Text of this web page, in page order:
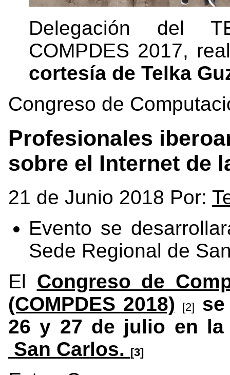
Delegación del
COMPDES 2017,
cortesía de Telka
Congreso de
Profesionales
sobre el Internet de
21 de Junio 2018 Por:
Evento se
Sede Regional de
El Congreso de
(COMPDES 2018)
[2]
26 y 27 de julio en
San Carlos. [3]